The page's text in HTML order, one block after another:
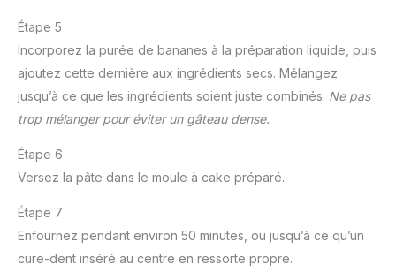
Étape 5
Incorporez la purée de bananes à la préparation liquide, puis
ajoutez cette dernière aux ingrédients secs. Mélangez
jusqu’à ce que les ingrédients soient juste combinés. Ne pas
trop mélanger pour éviter un gâteau dense.
Étape 6
Versez la pâte dans le moule à cake préparé.
Étape 7
Enfournez pendant environ 50 minutes, ou jusqu’à ce qu’un
cure-dent inséré au centre en ressorte propre.